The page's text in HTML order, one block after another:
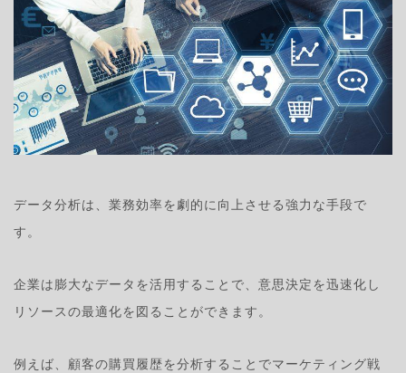
データ分析は、業務効率を劇的に向上させる強力な手段で
す。
企業は膨大なデータを活用することで、意思決定を迅速化し
リソースの最適化を図ることができます。
例えば、顧客の購買履歴を分析することでマーケティング戦